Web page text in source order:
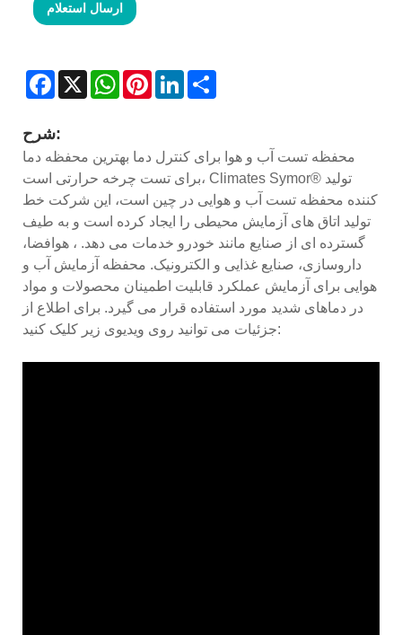
ارسال استعلام
Facebook
X WhatsAppPinterestLinkedIn
شرح:
محفظه تست آب و هوا برای کنترل دما بهترین محفظه دما
برای تست چرخه حرارتی است، Climates Symor® تولید
کننده محفظه تست آب و هوایی در چین است، این شرکت خط
تولید اتاق های آزمایش محیطی را ایجاد کرده است و به طیف
گسترده ای از صنایع مانند خودرو خدمات می دهد. ، هوافضا،
داروسازی، صنایع غذایی و الکترونیک. محفظه آزمایش آب و
هوایی برای آزمایش عملکرد قابلیت اطمینان محصولات و مواد
در دماهای شدید مورد استفاده قرار می گیرد. برای اطلاع از
جزئیات می توانید روی ویدیوی زیر کلیک کنید: